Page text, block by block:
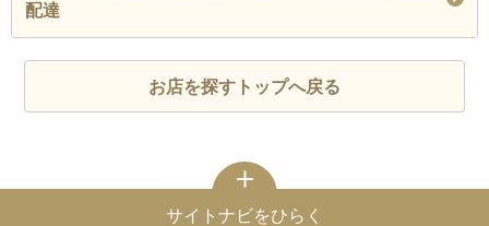
配達
お店を探すトップへ戻る
サイトナビをひらく